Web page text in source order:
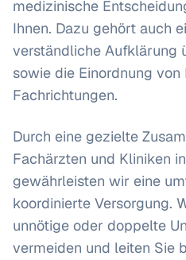
medizinische
Ihnen. Dazu gehört auch
verständliche Aufklärung
sowie die Einordnung
Fachrichtungen.
Durch eine gezielte
Fachärzten und Kliniken
gewährleisten wir eine
koordinierte Versorgung.
unnötige oder doppelte
vermeiden und leiten Sie